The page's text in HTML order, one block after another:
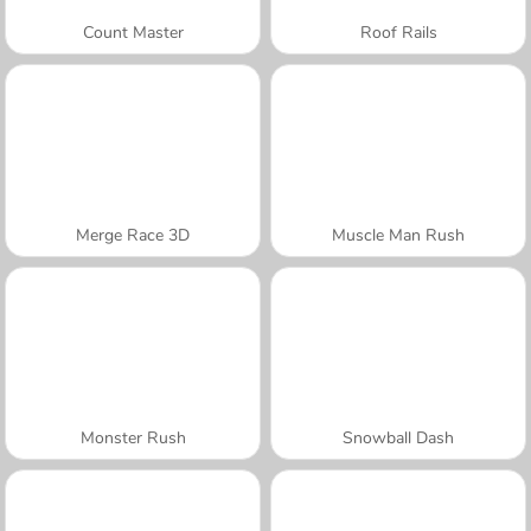
Count Master Roof Rails
Merge Race 3D Muscle Man Rush
Monster Rush Snowball Dash